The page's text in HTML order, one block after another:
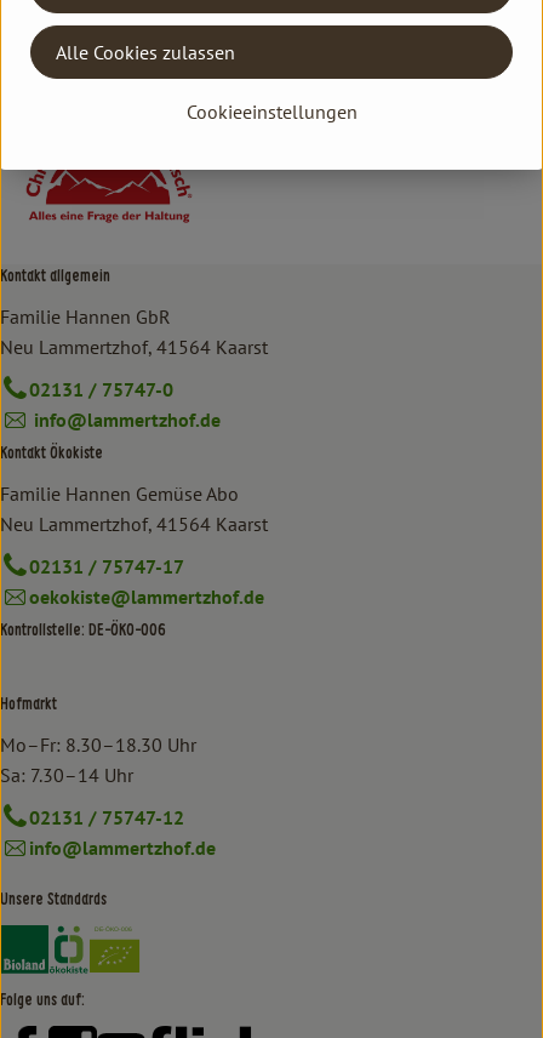
Deutschland
Chiemgauer Naturfleisch
Kontakt allgemein
Familie Hannen GbR
Neu Lammertzhof, 41564 Kaarst
02131 / 75747-0
info@lammertzhof.de
Kontakt Ökokiste
Familie Hannen Gemüse Abo
Neu Lammertzhof, 41564 Kaarst
02131 / 75747-17
oekokiste@lammertzhof.de
Kontrollstelle: DE-ÖKO-006
Hofmarkt
Mo–Fr: 8.30–18.30 Uhr
Sa: 7.30–14 Uhr
02131 / 75747-12
info@lammertzhof.de
Unsere Standards
Externer Link zu https://www.bioland.de/verbraucher
Externer Link zu https://www.oekokiste.de/
Folge uns auf:
Cookieeinstellungen
Alle Cookies zulassen